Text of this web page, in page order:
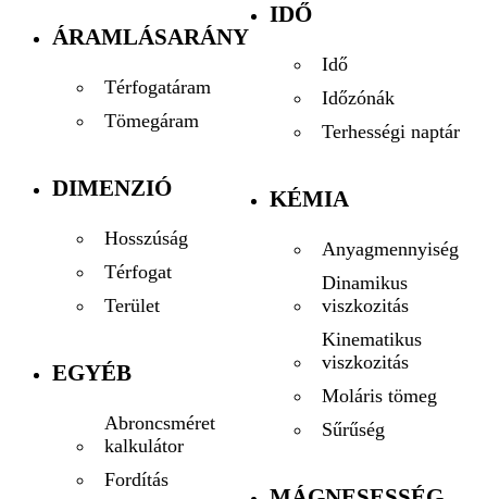
ÁRAMLÁSARÁNY
Térfogatáram
Tömegáram
DIMENZIÓ
Hosszúság
Térfogat
Terület
EGYÉB
Abroncsméret
kalkulátor
Fordítás
IDŐ
Idő
Időzónák
Terhességi naptár
KÉMIA
Anyagmennyiség
Dinamikus
viszkozitás
Kinematikus
viszkozitás
Moláris tömeg
Sűrűség